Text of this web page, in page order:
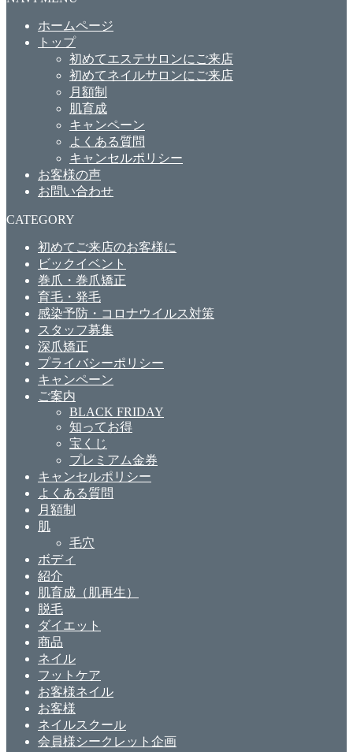
ホームページ
トップ
初めてエステサロンにご来店
初めてネイルサロンにご来店
月額制
肌育成
キャンペーン
よくある質問
キャンセルポリシー
お客様の声
お問い合わせ
CATEGORY
初めてご来店のお客様に
ビックイベント
巻爪・巻爪矯正
育毛・発毛
感染予防・コロナウイルス対策
スタッフ募集
深爪矯正
プライバシーポリシー
キャンペーン
ご案内
BLACK FRIDAY
知ってお得
宝くじ
プレミアム金券
キャンセルポリシー
よくある質問
月額制
肌
毛穴
ボディ
紹介
肌育成（肌再生）
脱毛
ダイエット
商品
ネイル
フットケア
お客様ネイル
お客様
ネイルスクール
会員様シークレット企画